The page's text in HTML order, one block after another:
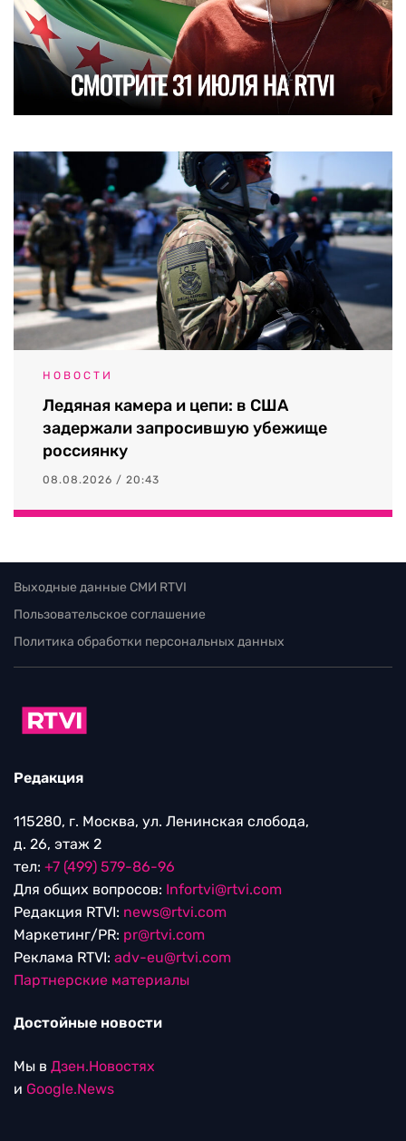
НОВОСТИ
Ледяная камера и цепи: в США
задержали запросившую убежище
россиянку
08.08.2026 / 20:43
Выходные данные СМИ RTVI
Пользовательское соглашение
Политика обработки персональных данных
Редакция
115280, г. Москва, ул. Ленинская слобода,
д. 26, этаж 2
тел: +7 (499) 579-86-96
Для общих вопросов: Infortvi@rtvi.com
Редакция RTVI: news@rtvi.com
Маркетинг/PR: pr@rtvi.com
Реклама RTVI: adv-eu@rtvi.com
Партнерские материалы
Достойные новости
Мы в Дзен.Новостях
и Google.News